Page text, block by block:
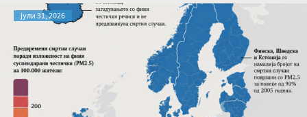
јули 31, 2026